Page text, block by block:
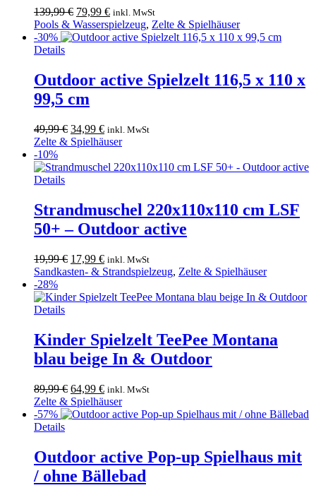
139,99€ Ursprünglicher
Preis
war:
79,99 €Aktueller
Preis
ist:
inkl. MwSt
Pools & Wasserspielzeug, Zelte & Spielhäuser
-30%
Details
Outdoor active Spielzelt 116,5 x 110 x
99,5 cm
49,99€ Ursprünglicher
Preis
49,99 €
34,99 €Aktueller
Preis
34,99 €.
inkl. MwSt
Zelte & Spielhäuser
-10%
Details
Strandmuschel 220x110x110 cm LSF
50+ – Outdoor active
19,99€ Ursprünglicher
Preis
19,99 €
17,99 €Aktueller
Preis
17,99 €.
inkl. MwSt
Sandkasten- & Strandspielzeug, Zelte & Spielhäuser
-28%
Details
Kinder Spielzelt TeePee Montana
blau beige In & Outdoor
89,99€ Ursprünglicher
Preis
war:
64,99 €Aktueller
Preis
ist:
inkl. MwSt
Zelte & Spielhäuser
-57%
DetailsDieses
weist
mehrere
Varianten
Outdoor active Pop-up Spielhaus mit
/ ohne Bällebad